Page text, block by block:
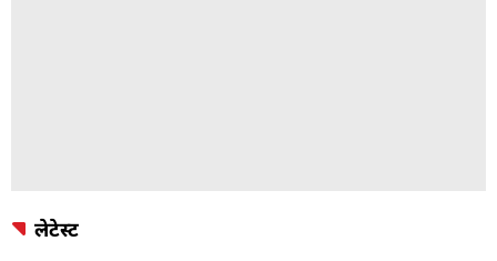
लेटेस्ट